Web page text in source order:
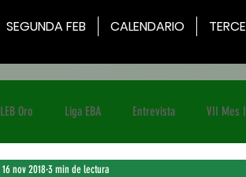
SEGUNDA FEB CALENDARIO
LEB Oro Liga EBA Entrevista VII Mes
16 nov 20183 min de lectura